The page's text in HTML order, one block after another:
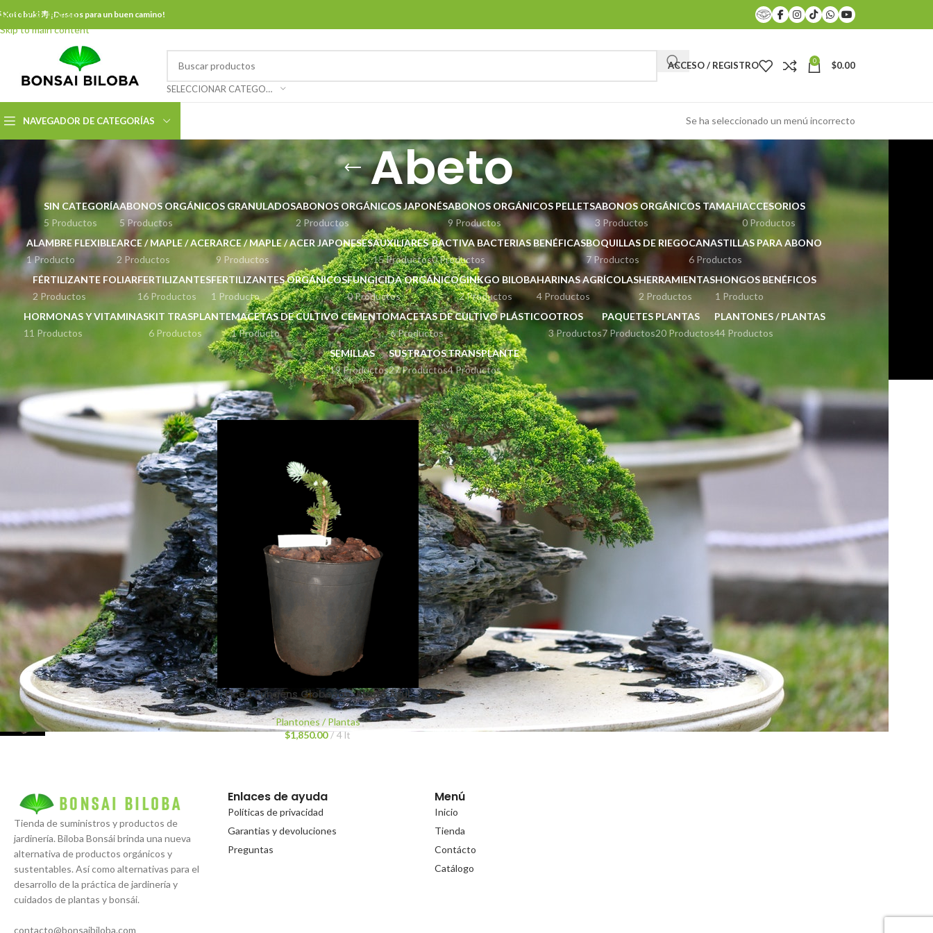
Skip to navigation
Skip to main content
Kotobuki 寿 ¡Deseos para un buen camino!
SELECCIONAR CATEGORÍA
ACCESO / REGISTRO 0 $0.00
NAVEGADOR DE CATEGORÍAS Se ha seleccionado un menú incorrecto
Abeto
SIN CATEGORÍA
5 Productos
ABONOS ORGÁNICOS GRANULADOS
5 Productos
ABONOS ORGÁNICOS JAPONÉS
2 Productos
ABONOS ORGÁNICOS PELLETS
9 Productos
ABONOS ORGÁNICOS TAMAHI
3 Productos
ACCESORIOS
0 Productos
ALAMBRE FLEXIBLE
1 Producto
ARCE / MAPLE / ACER
2 Productos
ARCE / MAPLE / ACER JAPONESES
9 Productos
AUXILIARES
15 Productos
BACTIVA BACTERIAS BENÉFICAS
0 Productos
BOQUILLAS DE RIEGO
7 Productos
CANASTILLAS PARA ABONO
6 Productos
FÉRTILIZANTE FOLIAR
2 Productos
FERTILIZANTES
16 Productos
FERTILIZANTES ORGÁNICOS
1 Producto
FUNGICIDA ORGÁNICO
0 Productos
GINKGO BILOBA
2 Productos
HARINAS AGRÍCOLAS
4 Productos
HERRAMIENTAS
2 Productos
HONGOS BENÉFICOS
1 Producto
HORMONAS Y VITAMINAS
11 Productos
KIT TRASPLANTE
6 Productos
MACETAS DE CULTIVO CEMENTO
1 Producto
MACETAS DE CULTIVO PLÁSTICO
6 Productos
OTROS
3 Productos
PAQUETES
7 Productos
PLANTAS
20 Productos
PLANTONES / PLANTAS
44 Productos
SEMILLAS
19 Productos
SUSTRATOS
27 Productos
TRANSPLANTE
4 Productos
STOCK STATUS
En oferta
En stock
Musgo Sphagnum
Comprimido, Excelente
Calidad. Fibra Larga.150 Gr
Ginkgo Biloba Mariken.
Cultivar
$ 1,899.00
Arce Real, Arce de
Noruega, Acer Platanoides
$299.00 1.2 lt
Inicio Productos etiquetados “Abeto” Mostrar 9 18
Picea Pungens Globosas, Abeto Azul
Plantones / Plantas
$1,850.00 4 lt
Tienda de suministros y productos de
jardinería. Biloba Bonsái brinda una nueva
alternativa de productos orgánicos y
sustentables. Así como alternativas para el
desarrollo de la práctica de jardinería y
cuidados de plantas y bonsái.
contacto@bonsaibiloba.com
Enlaces de ayuda
Políticas de privacidad
Garantias y devoluciones
Preguntas
Menú
Inicio
Tienda
Contácto
Catálogo